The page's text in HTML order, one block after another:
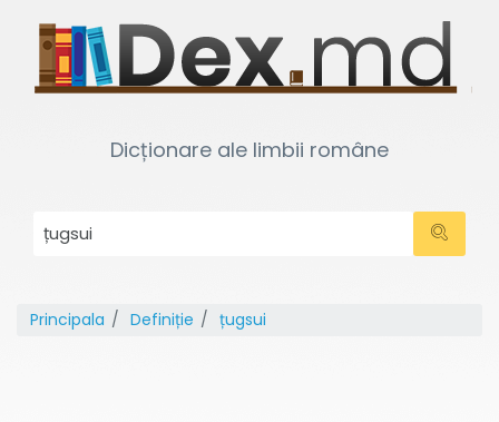
Dicționare ale limbii române
Principala Definiție țugsui